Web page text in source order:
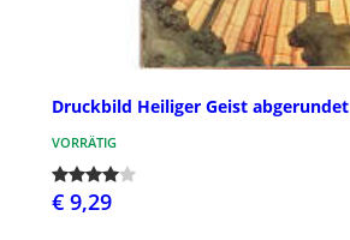
Druckbild Heiliger Geist abgerundet
VORRÄTIG
€ 9,29